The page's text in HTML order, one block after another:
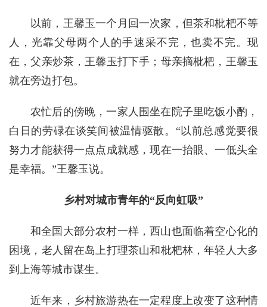
以前，王馨玉一个月回一次家，但茶和枇杷不等
人，光靠父母两个人的手速采不完，也卖不完。现
在，父亲炒茶，王馨玉打下手；母亲摘枇杷，王馨玉
就在旁边打包。
农忙后的傍晚，一家人围坐在院子里吃饭小酌，
白日的劳碌在谈笑间被温情驱散。“以前总感觉要很
努力才能获得一点点成就感，现在一抬眼、一低头全
是幸福。”王馨玉说。
乡村对城市青年的“反向虹吸”
和全国大部分农村一样，西山也面临着空心化的
困境，老人留在岛上打理茶山和枇杷林，年轻人大多
到上海等城市谋生。
近年来，乡村旅游热在一定程度上改变了这种情